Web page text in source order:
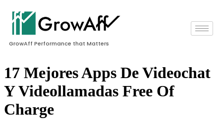
GrowAff Performance that Matters
17 Mejores Apps De Videochat
Y Videollamadas Free Of
Charge